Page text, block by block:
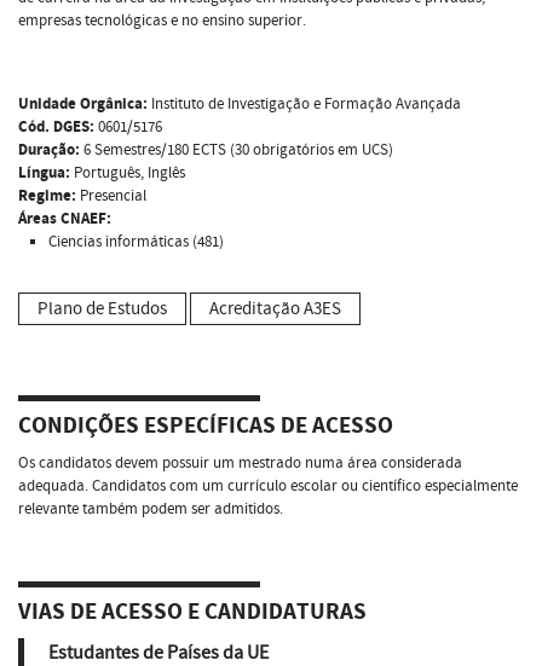
empresas tecnológicas e no ensino superior.
Unidade Orgânica: Instituto de Investigação e Formação Avançada
Cód. DGES: 0601/5176
Duração: 6 Semestres/180 ECTS (30 obrigatórios em UCS)
Língua: Português, Inglês
Regime: Presencial
Áreas CNAEF:
Ciencias informáticas (481)
Plano de Estudos Acreditação A3ES
CONDIÇÕES ESPECÍFICAS DE ACESSO
Os candidatos devem possuir um mestrado numa área considerada
adequada. Candidatos com um currículo escolar ou científico especialmente
relevante também podem ser admitidos.
VIAS DE ACESSO E CANDIDATURAS
Estudantes de Países da UE